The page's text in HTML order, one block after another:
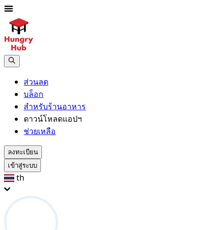
ส่วนลด
บล็อก
สำหรับร้านอาหาร
ดาวน์โหลดแอปฯ
ช่วยเหลือ
ลงทะเบียน
เข้าสู่ระบบ
th